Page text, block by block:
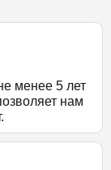
менее 5 лет
нам